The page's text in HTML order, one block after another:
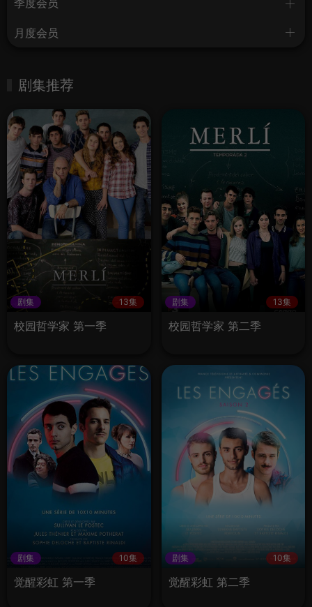
季度会员
月度会员
剧集推荐
剧集 13集
校园哲学家 第一季
剧集 13集
校园哲学家 第二季
剧集 10集
觉醒彩虹 第一季
剧集 10集
觉醒彩虹 第二季